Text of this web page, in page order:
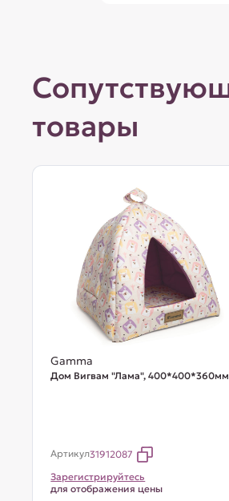
товары
Gamma
Дом Вигвам "Лама", 400*400*360мм
Артикул31912087
Зарегистрируйтесь
для отображения цены